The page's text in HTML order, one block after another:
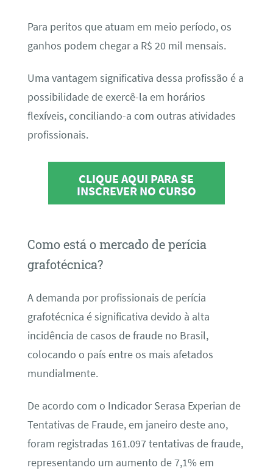
Para peritos que atuam em meio período, os
ganhos podem chegar a R$ 20 mil mensais.
Uma vantagem significativa dessa profissão é a
possibilidade de exercê-la em horários
flexíveis, conciliando-a com outras atividades
profissionais.
CLIQUE AQUI PARA SE
INSCREVER NO CURSO
Como está o mercado de perícia
grafotécnica?
A demanda por profissionais de perícia
grafotécnica é significativa devido à alta
incidência de casos de fraude no Brasil,
colocando o país entre os mais afetados
mundialmente.
De acordo com o Indicador Serasa Experian de
Tentativas de Fraude, em janeiro deste ano,
foram registradas 161.097 tentativas de fraude,
representando um aumento de 7,1% em